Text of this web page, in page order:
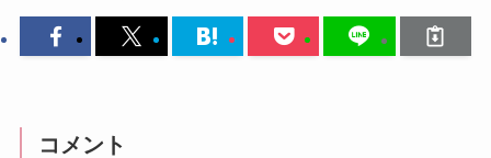
コメント